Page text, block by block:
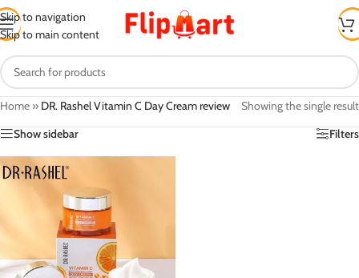
Skip to navigation
Skip to main content
Home » DR. Rashel Vitamin C Day Cream review
Showing the single result
Show sidebar
Filters